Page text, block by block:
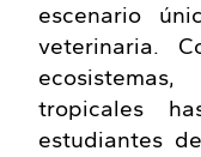
escenario
veterinaria.
tropicales
estudiantes